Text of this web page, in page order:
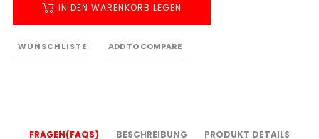
IN DEN WARENKORB LEGEN
WUNSCHLISTE ADD TO COMPARE
FRAGEN(FAQS) BESCHREIBUNG
PRODUKT DETAILS